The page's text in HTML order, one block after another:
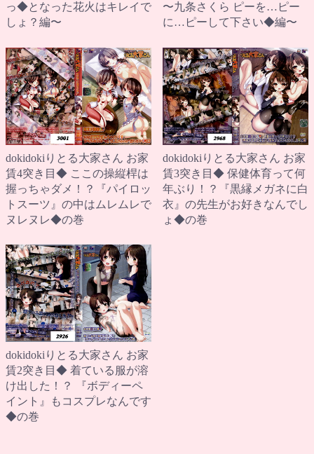
っ◆となった花火はキレイで
しょ？編〜
〜九条さくら ピーを…ピー
に…ピーして下さい◆編〜
dokidokiりとる大家さん お家
賃4突き目◆ ここの操縦桿は
握っちゃダメ！？『パイロッ
トスーツ』の中はムレムレで
ヌレヌレ◆の巻
dokidokiりとる大家さん お家
賃3突き目◆ 保健体育って何
年ぶり！？『黒縁メガネに白
衣』の先生がお好きなんでし
ょ◆の巻
dokidokiりとる大家さん お家
賃2突き目◆ 着ている服が溶
け出した！？ 『ボディーペ
イント』もコスプレなんです
◆の巻